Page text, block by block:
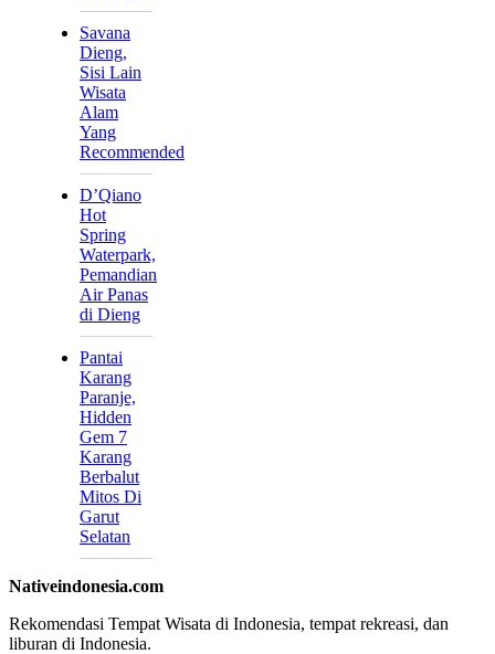
Savana
Dieng,
Sisi Lain
Wisata
Alam
Yang
Recommended
D’Qiano
Hot
Spring
Waterpark,
Pemandian
Air Panas
di Dieng
Pantai
Karang
Paranje,
Hidden
Gem 7
Karang
Berbalut
Mitos Di
Garut
Selatan
Nativeindonesia.com
Rekomendasi Tempat Wisata di Indonesia, tempat rekreasi, dan
liburan di Indonesia.